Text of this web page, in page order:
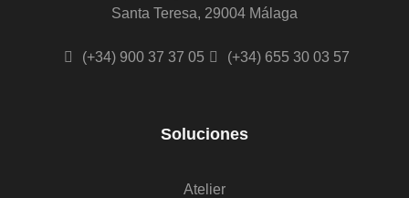
Santa Teresa, 29004 Málaga
(+34) 900 37 37 05 (+34) 655 30 03 57
Soluciones
Atelier